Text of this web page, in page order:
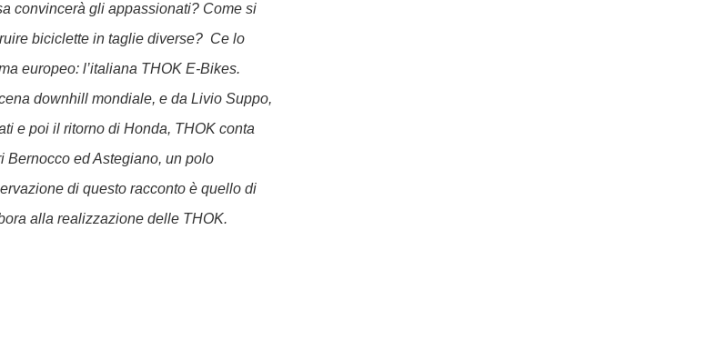
convincerà gli appassionati? Come si
biciclette in taglie diverse? Ce lo
europeo: l’italiana THOK E-Bikes.
downhill mondiale, e da Livio Suppo,
e poi il ritorno di Honda, THOK conta
Bernocco ed Astegiano, un polo
di questo racconto è quello di
alla realizzazione delle THOK.